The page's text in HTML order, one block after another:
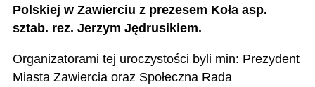
Polskiej w Zawierciu z prezesem Koła asp.
sztab. rez. Jerzym Jędrusikiem.
Organizatorami tej uroczystości byli min: Prezydent
Miasta Zawiercia oraz Społeczna Rada